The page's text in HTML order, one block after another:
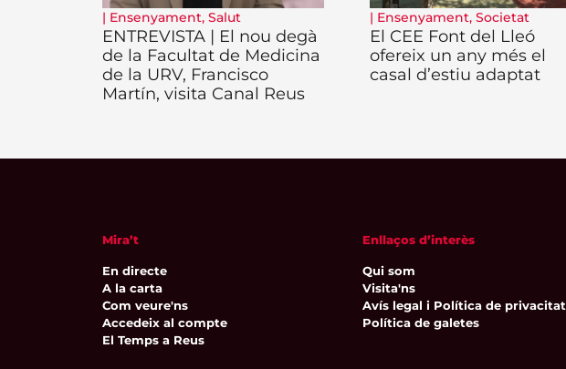
| Ensenyament, Salut
ENTREVISTA | El nou degà
de la Facultat de Medicina
de la URV, Francisco
Martín, visita Canal Reus
| Ensenyament, Societat
El CEE Font del Lleó
ofereix un any més el
casal d’estiu adaptat
Mira’t
En directe
A la carta
Com veure'ns
Accedeix al compte
El Temps a Reus
Enllaços d’interès
Qui som
Visita'ns
Avís legal i Política de privacitat
Política de galetes